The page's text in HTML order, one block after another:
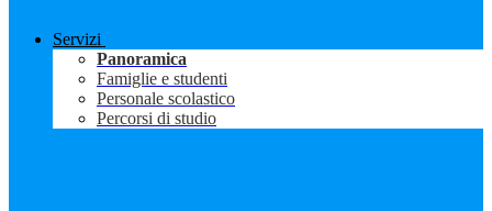
Servizi
Panoramica
Famiglie e studenti
Personale scolastico
Percorsi di studio